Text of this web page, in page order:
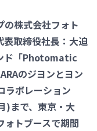
の株式会社フォト
取締役社長：大迫
ド「Photomatic
のジヨンとヨン
ラボレーション
)まで、東京・大
ォトブースで期間